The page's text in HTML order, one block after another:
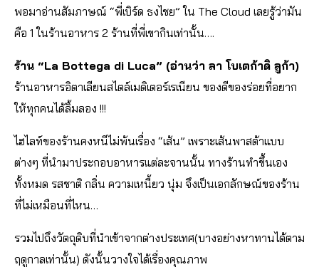
พอมาอ่านสัมภาษณ์ “พี่เบิร์ด ธงไชย” ใน The Cloud เลยรู้ว่ามัน
คือ 1 ในร้านอาหาร 2 ร้านที่พี่เขากินเท่านั้น….
ร้าน “La Bottega di Luca” (อ่านว่า ลา โบเตก้าดิ ลูก้า)
ร้านอาหารอิตาเลียนสไตล์เมดิเตอร์เรเนียน ของดีของร่อยที่อยาก
ให้ทุกคนได้ลิ้มลอง !!!
ไฮไลท์ของร้านคงหนีไม่พ้นเรื่อง “เส้น” เพราะเส้นพาสต้าแบบ
ต่างๆ ที่นำมาประกอบอาหารแต่ละจานนั้น ทางร้านทำขึ้นเอง
ทั้งหมด รสชาติ กลิ่น ความเหนี้ยว นุ่ม จึงเป็นเอกลักษณ์ของร้าน
ที่ไม่เหมือนที่ไหน…
รวมไปถึงวัตถุดิบที่นำเข้าจากต่างประเทศ(บางอย่างหาทานได้ตาม
ฤดูกาลเท่านั้น) ดังนั้นวางใจได้เรื่องคุณภาพ